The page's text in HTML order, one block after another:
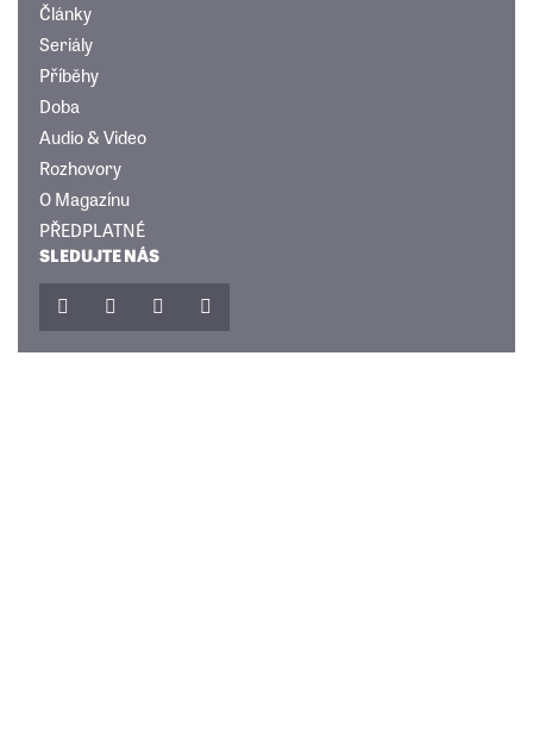
Články
Seriály
Příběhy
Doba
Audio & Video
Rozhovory
O Magazínu
PŘEDPLATNÉ
SLEDUJTE NÁS